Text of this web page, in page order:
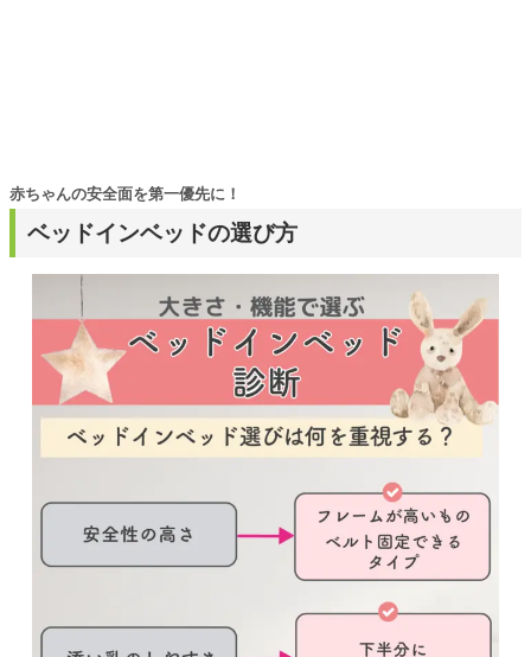
ベッドインベッドの選び方
赤ちゃんの安全面を第一優先に！